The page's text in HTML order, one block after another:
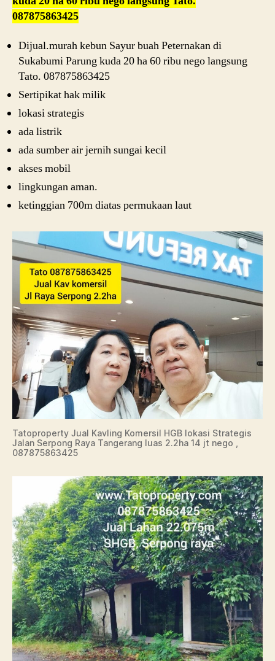
087875863425
Dijual.murah kebun Sayur buah Peternakan di
Sukabumi Parung kuda 20 ha 60 ribu nego langsung
Tato. 087875863425
Sertipikat hak milik
lokasi strategis
ada listrik
ada sumber air jernih sungai kecil
akses mobil
lingkungan aman.
ketinggian 700m diatas permukaan laut
Tatoproperty Jual Kavling Komersil HGB lokasi Strategis
Jalan Serpong Raya Tangerang luas 2.2ha 14 jt nego ,
087875863425